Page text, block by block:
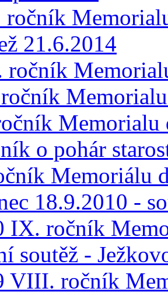
21.6.2014
Memorialu
o pohár
Memoriálu
18.9.2010 -
IX. ročník
soutěž -
VIII. ročník